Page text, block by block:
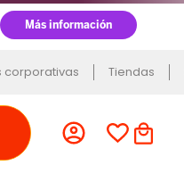
corporativas Tiendas